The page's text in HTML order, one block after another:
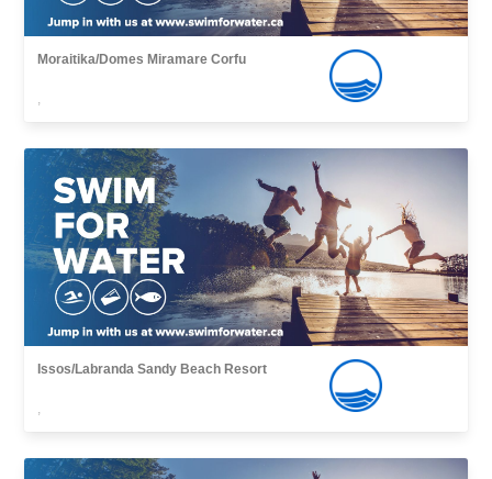
Moraitika/Domes Miramare Corfu
,
Issos/Labranda Sandy Beach Resort
,